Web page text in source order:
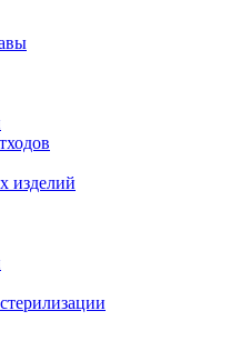
изделий